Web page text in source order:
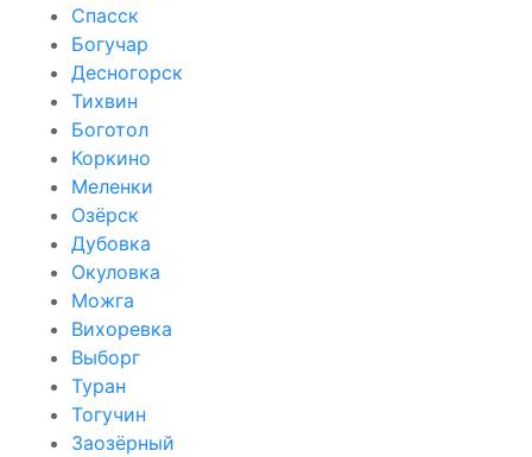
Спасск
Богучар
Десногорск
Тихвин
Боготол
Коркино
Меленки
Озёрск
Дубовка
Окуловка
Можга
Вихоревка
Выборг
Туран
Тогучин
Заозёрный